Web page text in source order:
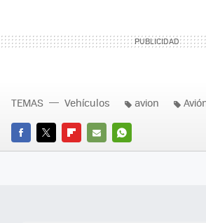
FACEBOOK
TWITTERFLIPBOARD
E-
WHATSAPP
TEMAS Vehículos avion